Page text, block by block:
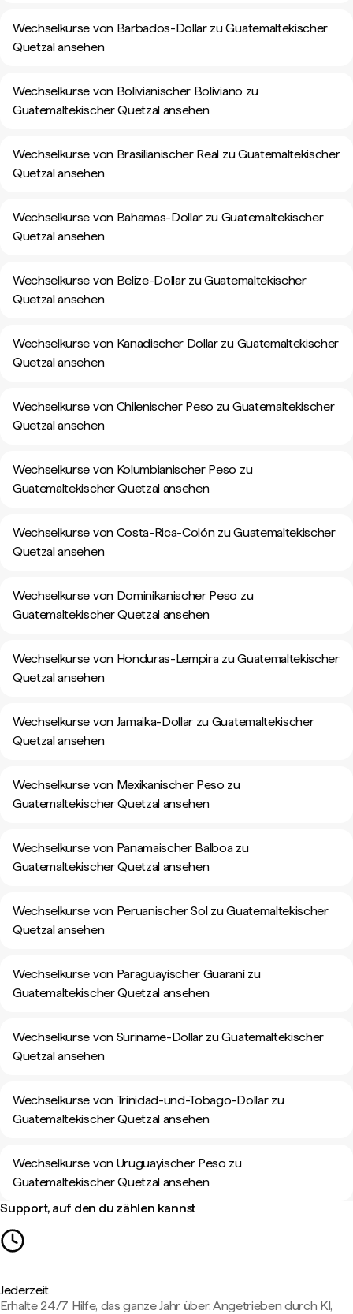
Wechselkurse von Barbados-Dollar zu Guatemaltekischer
Quetzal ansehen
Wechselkurse von Bolivianischer Boliviano zu
Guatemaltekischer Quetzal ansehen
Wechselkurse von Brasilianischer Real zu Guatemaltekischer
Quetzal ansehen
Wechselkurse von Bahamas-Dollar zu Guatemaltekischer
Quetzal ansehen
Wechselkurse von Belize-Dollar zu Guatemaltekischer
Quetzal ansehen
Wechselkurse von Kanadischer Dollar zu Guatemaltekischer
Quetzal ansehen
Wechselkurse von Chilenischer Peso zu Guatemaltekischer
Quetzal ansehen
Wechselkurse von Kolumbianischer Peso zu
Guatemaltekischer Quetzal ansehen
Wechselkurse von Costa-Rica-Colón zu Guatemaltekischer
Quetzal ansehen
Wechselkurse von Dominikanischer Peso zu
Guatemaltekischer Quetzal ansehen
Wechselkurse von Honduras-Lempira zu Guatemaltekischer
Quetzal ansehen
Wechselkurse von Jamaika-Dollar zu Guatemaltekischer
Quetzal ansehen
Wechselkurse von Mexikanischer Peso zu
Guatemaltekischer Quetzal ansehen
Wechselkurse von Panamaischer Balboa zu
Guatemaltekischer Quetzal ansehen
Wechselkurse von Peruanischer Sol zu Guatemaltekischer
Quetzal ansehen
Wechselkurse von Paraguayischer Guaraní zu
Guatemaltekischer Quetzal ansehen
Wechselkurse von Suriname-Dollar zu Guatemaltekischer
Quetzal ansehen
Wechselkurse von Trinidad-und-Tobago-Dollar zu
Guatemaltekischer Quetzal ansehen
Wechselkurse von Uruguayischer Peso zu
Guatemaltekischer Quetzal ansehen
Support, auf den du zählen kannst
Jederzeit
Erhalte 24/7 Hilfe, das ganze Jahr über. Angetrieben durch KI,